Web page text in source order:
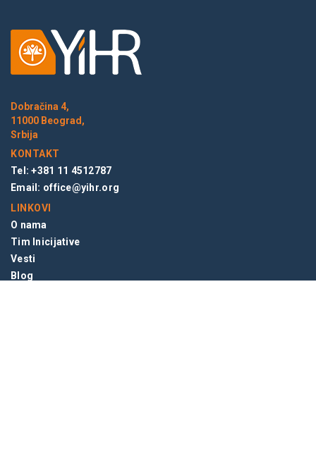
Dobračina 4,
11000 Beograd,
Srbija
KONTAKT
Tel: +381 11 4512787
Email: office@yihr.org
LINKOVI
O nama
Tim Inicijative
Vesti
Blog